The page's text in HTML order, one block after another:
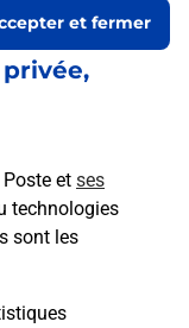
et ses
technologies
sont les
et fermer